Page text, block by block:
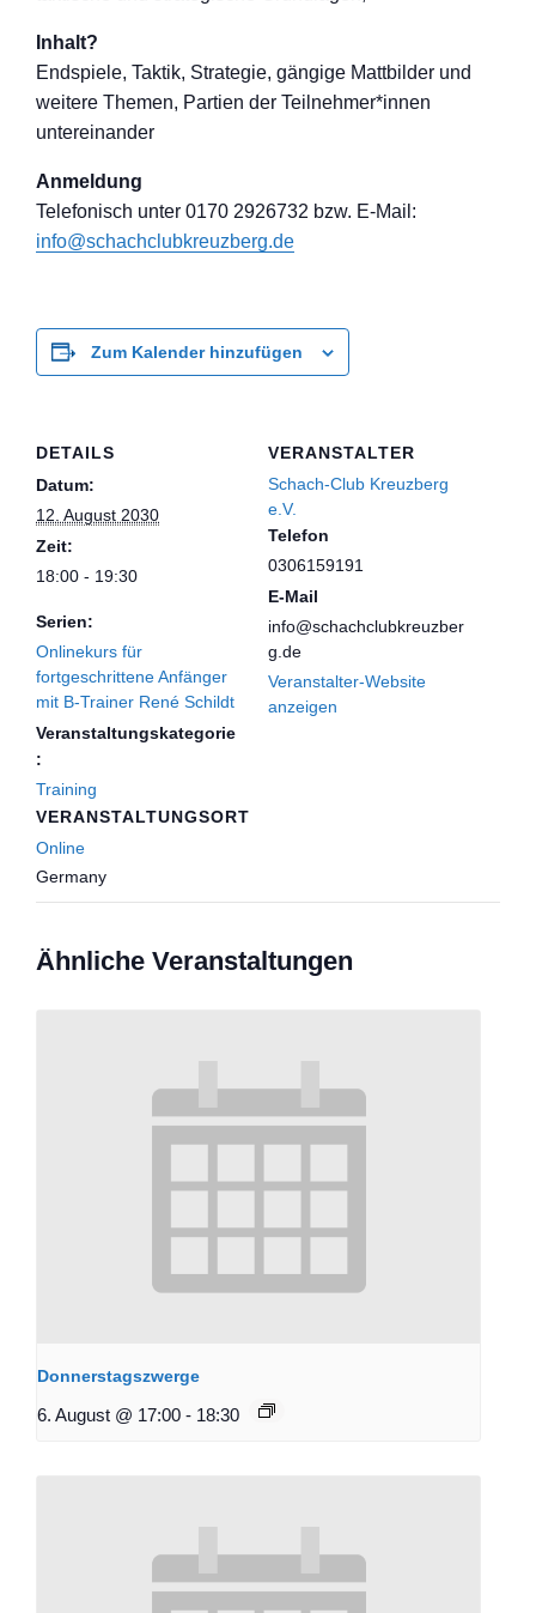
Inhalt?
Endspiele, Taktik, Strategie, gängige Mattbilder und
weitere Themen, Partien der Teilnehmer*innen
untereinander
Anmeldung
Telefonisch unter 0170 2926732 bzw. E-Mail:
info@schachclubkreuzberg.de
Zum Kalender hinzufügen
DETAILS
Datum:
12. August 2030
Zeit:
18:00 - 19:30
Serien:
Onlinekurs für
fortgeschrittene Anfänger
mit B-Trainer René Schildt
Veranstaltungskategorie
:
Training
VERANSTALTUNGSORT
Online
Germany
VERANSTALTER
Schach-Club Kreuzberg
e.V.
Telefon
0306159191
E-Mail
info@schachclubkreuzber
g.de
Veranstalter-Website
anzeigen
Ähnliche Veranstaltungen
Donnerstagszwerge
6. August @ 17:00 - 18:30